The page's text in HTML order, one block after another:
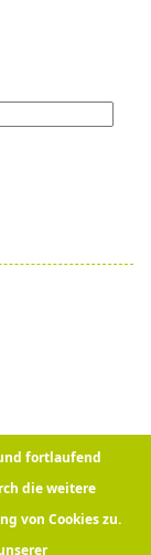
fortlaufend
die weitere
von Cookies zu.